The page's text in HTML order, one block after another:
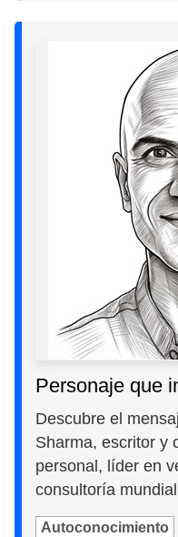
Personaje que
Descubre el
Sharma, escritor y
personal, líder en
consultoría
Autoconocimiento